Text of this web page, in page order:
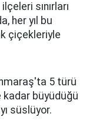
sınırları
her yıl bu
çiçekleriyle
5 türü
büyüdüğü
süslüyor.